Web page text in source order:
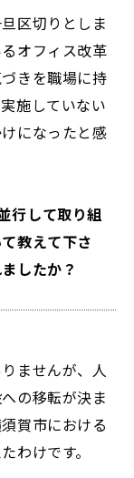
区切りとしま
オフィス改革
きを職場に持
施していない
になったと感
行して取り組
教えて下さ
したか？
ませんが、人
の移転が決ま
賀市における
わけです。